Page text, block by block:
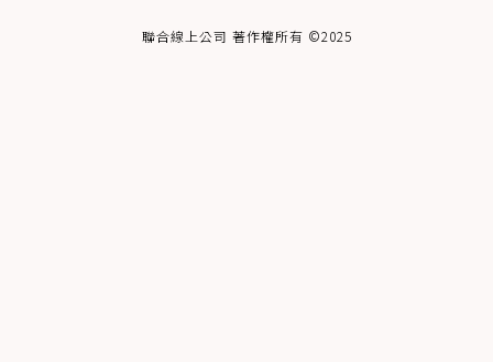
聯合線上公司 著作權所有 ©2025